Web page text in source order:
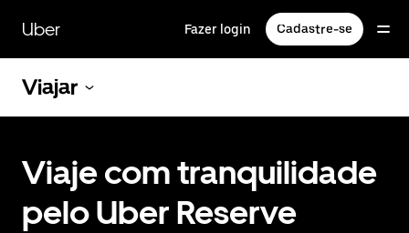
para
conteúdo
Uber Fazer login Cadastre-se
Viajar
Viaje com tranquilidade
pelo Uber Reserve